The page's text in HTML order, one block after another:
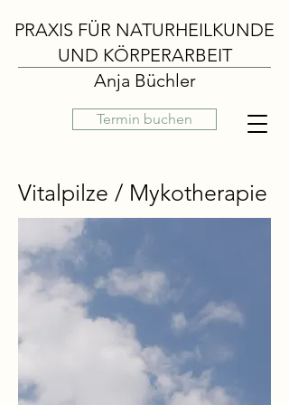
PRAXIS FÜR NATURHEILKUNDE
UND KÖRPERARBEIT
Anja Büchler
Termin buchen
Vitalpilze / Mykotherapie